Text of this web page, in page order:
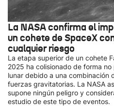
La NASA confirma el
un cohete de SpaceX
cualquier riesgo
La etapa superior de un cohete
2025 ha colisionado de forma
lunar debido a una combinación
fuerzas gravitatorias. La NASA
supone ningún peligro y
estudio de este tipo de eventos.